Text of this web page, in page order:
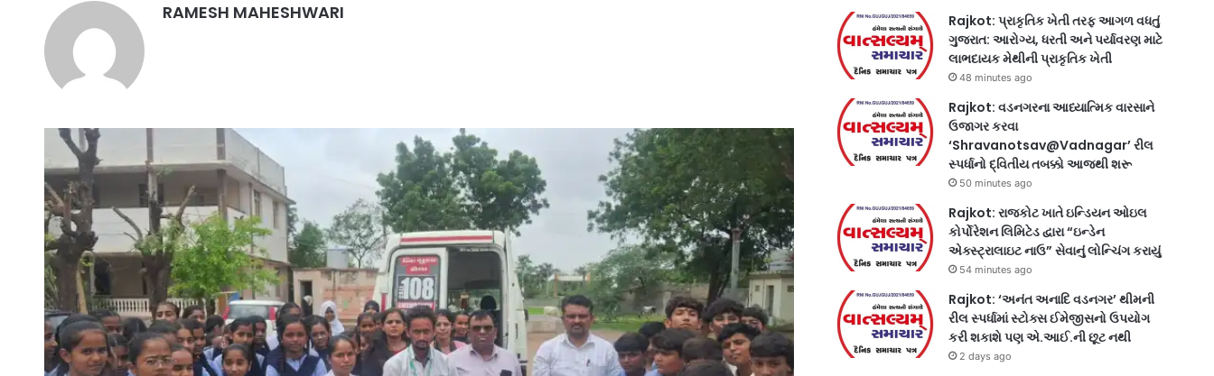
RAMESH MAHESHWARI
Rajkot: પ્રાકૃતિક ખેતી તરફ આગળ વધતું
ગુજરાત: આરોગ્ય, ધરતી અને પર્યાવરણ માટે
લાભદાયક મેથીની પ્રાકૃતિક ખેતી
48 minutes ago
Rajkot: વડનગરના આધ્યાત્મિક વારસાને
ઉજાગર કરવા
‘Shravanotsav@Vadnagar’ રીલ
સ્પર્ધાનો દ્વિતીય તબક્કો આજથી શરૂ
50 minutes ago
Rajkot: રાજકોટ ખાતે ઇન્ડિયન ઓઇલ
કોર્પોરેશન લિમિટેડ દ્વારા “ઇન્ડેન
એક્સ્ટ્રાલાઇટ નાઉ” સેવાનું લોન્ચિંગ કરાયું
54 minutes ago
Rajkot: ‘અનંત અનાદિ વડનગર’ થીમની
રીલ સ્પર્ધામાં સ્ટોક્સ ઈમેજીસનો ઉપયોગ
કરી શકાશે પણ એ.આઈ.ની છૂટ નથી
2 days ago